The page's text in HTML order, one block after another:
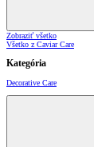
Zobraziť všetko
Všetko z Caviar Care
Kategória
Decorative Care